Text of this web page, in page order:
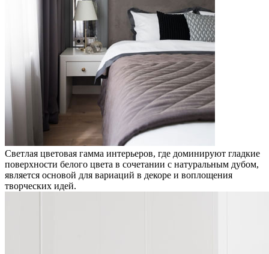
Светлая цветовая гамма интерьеров, где доминируют гладкие
поверхности белого цвета в сочетании с натуральным дубом,
является основой для вариаций в декоре и воплощения
творческих идей.